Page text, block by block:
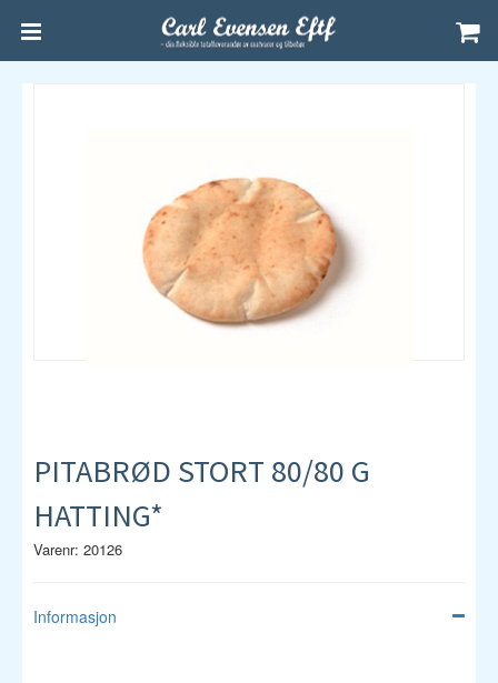
PITABRØD STORT 80/80 G
HATTING*
Varenr: 20126
Informasjon